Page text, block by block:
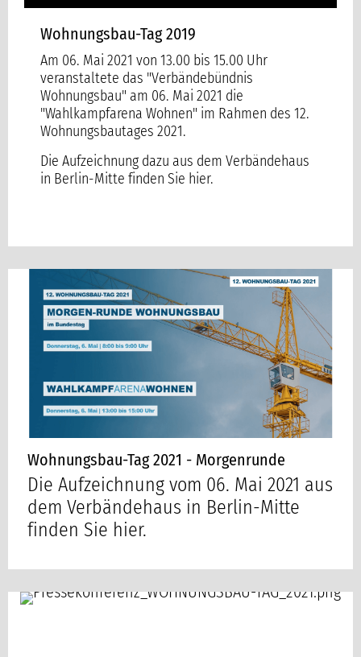
Wohnungsbau-Tag 2019
Am 06. Mai 2021 von 13.00 bis 15.00 Uhr
veranstaltete das "Verbändebündnis
Wohnungsbau" am 06. Mai 2021 die
"Wahlkampfarena Wohnen" im Rahmen des 12.
Wohnungsbautages 2021.
Die Aufzeichnung dazu aus dem Verbändehaus
in Berlin-Mitte finden Sie hier.
Wohnungsbau-Tag 2021 - Morgenrunde
Die Aufzeichnung vom 06. Mai 2021 aus
dem Verbändehaus in Berlin-Mitte
finden Sie hier.